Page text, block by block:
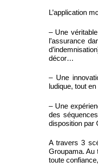
L’application
– Une
l’assurance
décor…
– Une
ludique, tout
– Une
des
disposition par
A travers 3
Groupama. Au
toute